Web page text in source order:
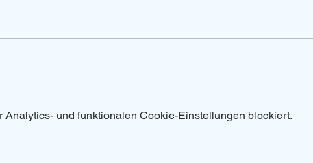
Analytics- und funktionalen Cookie-Einstellungen blockiert.